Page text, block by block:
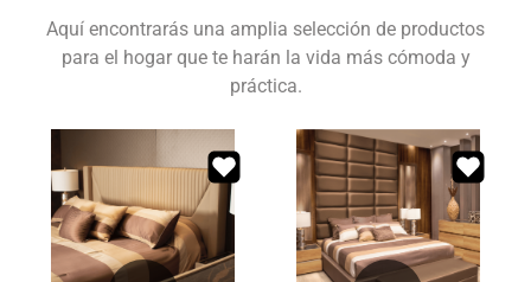
Aquí encontrarás una amplia selección de productos
para el hogar que te harán la vida más cómoda y
práctica.